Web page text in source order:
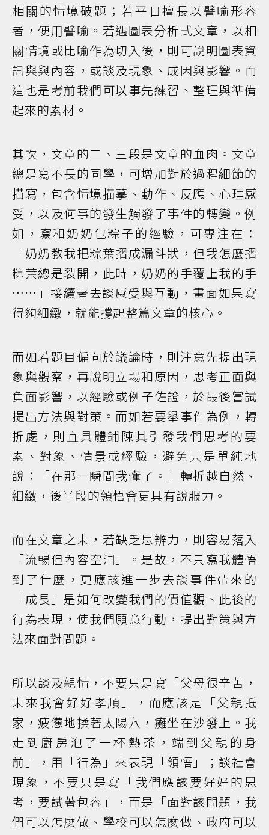
相關的情境破題；若平日擅長以譬喻形容
者，便用譬喻。若遇圖表分析式文章，以相
關情境或比喻作為切入後，則可說明圖表資
訊與與內容，或談及現象、成因與影響。而
這也是考前我們可以事先練習、整理與準備
起來的素材。
其次，文章的二、三段是文章的血肉。文章
總是寫不長的同學，可增加對於過程細節的
描寫，包含情境描摹、動作、反應、心理感
受，以及何事的發生觸發了事件的轉變。例
如，寫和奶奶包粽子的經驗，可專注在：
「奶奶教我把粽葉摺成漏斗狀，但我怎麼摺
粽葉總是裂開，此時，奶奶的手覆上我的手
……」接續著去談感受與互動，畫面如果寫
得夠細緻，就能撐起整篇文章的核心。
而如若題目偏向於議論時，則注意先提出現
象與觀察，再說明立場和原因，思考正面與
負面影響，以經驗或例子佐證，於最後嘗試
提出方法與對策。而如若要舉事件為例，轉
折處，則宜具體鋪陳其引發我們思考的要
素、對象、情景或經驗，避免只是單純地
說：「在那一瞬間我懂了。」轉折越自然、
細緻，後半段的領悟會更具有說服力。
而在文章之末，若缺乏思辨力，則容易落入
「流暢但內容空洞」。是故，不只寫我體悟
到了什麼，更應該進一步去談事件帶來的
「成長」是如何改變我們的價值觀、此後的
行為表現，使我們願意行動，提出對策與方
法來面對問題。
所以談及親情，不要只是寫「父母很辛苦，
未來我會好好孝順」，而應該是「父親抵
家，疲憊地揉著太陽穴，癱坐在沙發上。我
走到廚房泡了一杯熱茶，端到父親的身
前」，用「行為」來表現「領悟」；談社會
現象，不要只是寫「我們應該要好好的思
考，要試著包容」，而是「面對該問題，我
們可以怎麼做、學校可以怎麼做、政府可以